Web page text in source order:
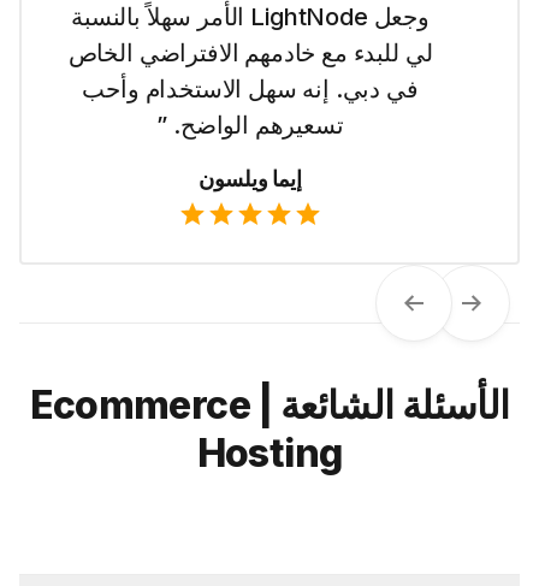
وجعل LightNode الأمر سهلاً بالنسبة
لي للبدء مع خادمهم الافتراضي الخاص
في دبي. إنه سهل الاستخدام وأحب
تسعيرهم الواضح. ”
إيما ويلسون
Previous
Next
الأسئلة الشائعة | Ecommerce
Hosting